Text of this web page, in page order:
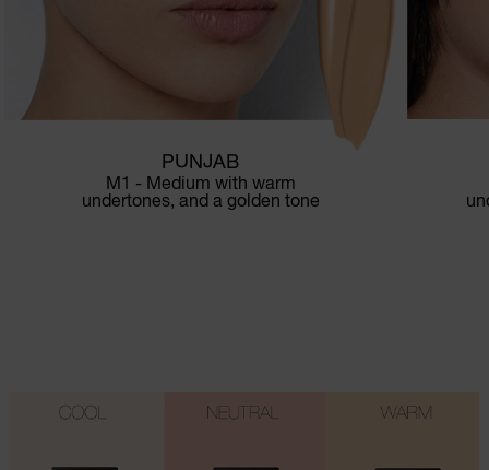
PUNJAB
M1 - Medium with warm
undertones, and a golden tone